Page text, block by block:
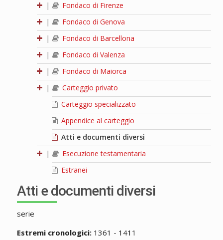
|
Fondaco di Firenze
|
Fondaco di Genova
|
Fondaco di Barcellona
|
Fondaco di Valenza
|
Fondaco di Maiorca
|
Carteggio privato
Carteggio specializzato
Appendice al carteggio
Atti e documenti diversi
|
Esecuzione testamentaria
Estranei
Atti e documenti diversi
serie
Estremi cronologici:1361 - 1411